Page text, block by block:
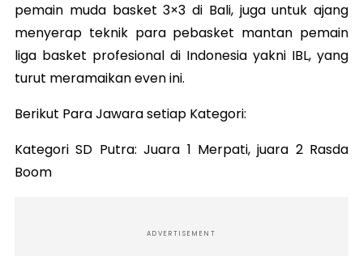
pemain muda basket 3×3 di Bali, juga untuk ajang
menyerap teknik para pebasket mantan pemain
liga basket profesional di Indonesia yakni IBL, yang
turut meramaikan even ini.
Berikut Para Jawara setiap Kategori:
Kategori SD Putra: Juara 1 Merpati, juara 2 Rasda
Boom
ADVERTISEMENT